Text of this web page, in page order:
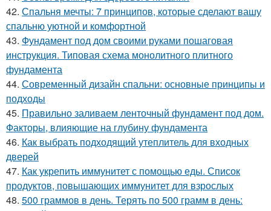
42. Спальня мечты: 7 принципов, которые сделают вашу
спальню уютной и комфортной
43. Фундамент под дом своими руками пошаговая
инструкция. Типовая схема монолитного плитного
фундамента
44. Современный дизайн спальни: основные принципы и
подходы
45. Правильно заливаем ленточный фундамент под дом.
Факторы, влияющие на глубину фундамента
46. Как выбрать подходящий утеплитель для входных
дверей
47. Как укрепить иммунитет с помощью еды. Список
продуктов, повышающих иммунитет для взрослых
48. 500 граммов в день. Терять по 500 грамм в день: